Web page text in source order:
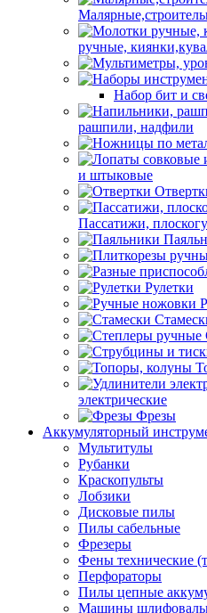
ручные,
Набор бит и
рашпили, надфили
и штыковые
Пассатижи,
Рулетки
электрические
Фрезы
Аккумуляторный
Мультитулы
Рубанки
Краскопульты
Лобзики
Дисковые пилы
Пилы сабельные
Фрезеры
Фены технические
Перфораторы
Пилы цепные
Машины